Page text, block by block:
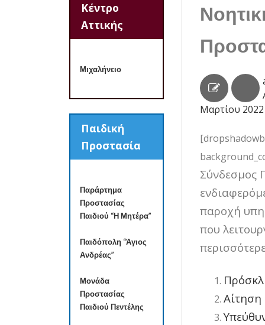
Μαρτίου 2022
Σύνδεσμος
παροχή
που
Αίτηση
Κέντρο
Αττικής
Μιχαλήνειο
Παιδική
Προστασία
Παράρτημα
Προστασίας
Παιδιού “Η Μητέρα”
Παιδόπολη “Άγιος
Ανδρέας”
Μονάδα
Προστασίας
Παιδιού Πεντέλης